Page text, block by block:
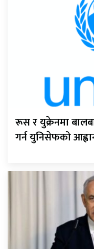
रूस र युक्रेनमा
गर्न युनिसेफको